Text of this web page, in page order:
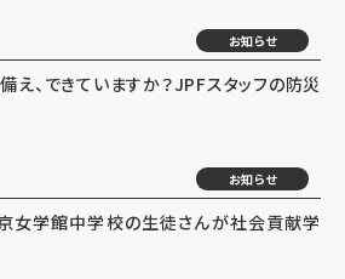
お知らせ
え、できていますか？JPFスタッフの防災
お知らせ
京女学館中学校の生徒さんが社会貢献学